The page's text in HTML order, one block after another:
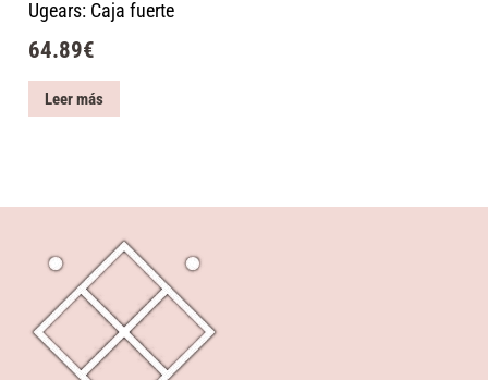
Ugears: Caja fuerte
64.89€
Leer más